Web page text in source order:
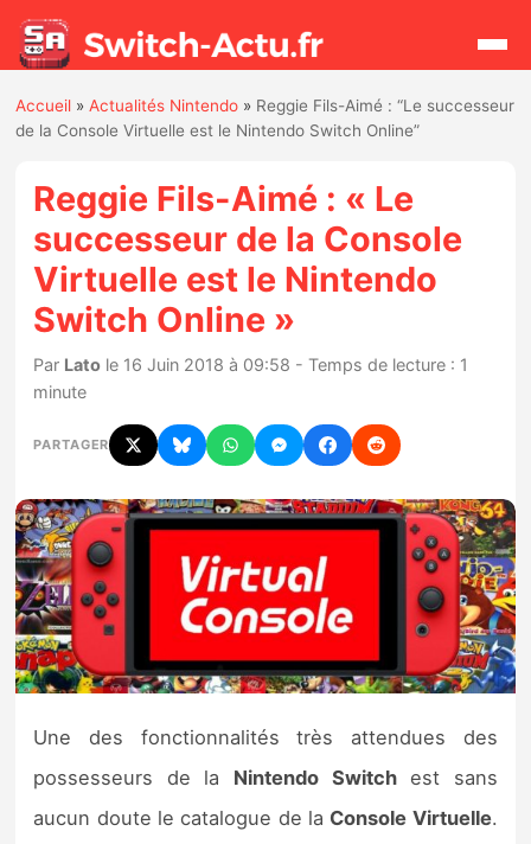
Rechercher
Actualités
Jeux
Hardware
Mises à jour
Chiffres de ventes
Rumeurs
Nintendo Direct
Tests et previews
Tests d’accessoires
Autres tests
Accueil »Actualités Nintendo » Reggie Fils-Aimé : “Le successeur
de la Console Virtuelle est le Nintendo Switch Online”
Reggie Fils-Aimé : « Le
successeur de la Console
Virtuelle est le Nintendo
Switch Online »
Par Lato le 16 Juin 2018 à 09:58 - Temps de lecture : 1
minute
PARTAGER
Une des fonctionnalités très attendues des
possesseurs de la Nintendo Switchest sans
aucun doute le catalogue de la Console Virtuelle.